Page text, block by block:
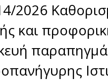
2026
και